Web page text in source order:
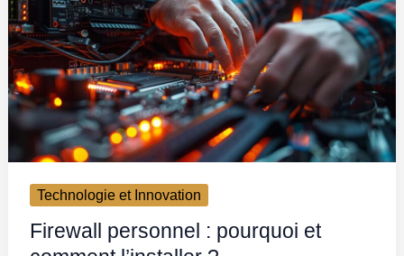
Technologie et Innovation
Firewall personnel : pourquoi et